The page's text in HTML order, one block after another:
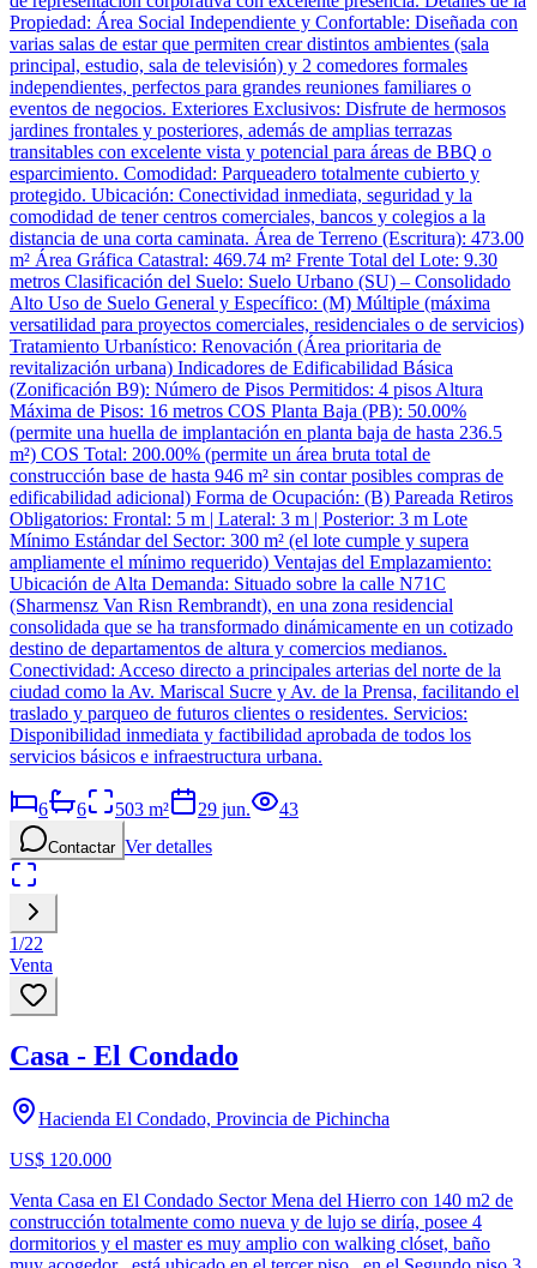
Propiedad: Área Social Independiente y Confortable: Diseñada con
varias salas de estar que permiten crear distintos ambientes (sala
principal, estudio, sala de televisión) y 2 comedores formales
independientes, perfectos para grandes reuniones familiares o
eventos de negocios. Exteriores Exclusivos: Disfrute de hermosos
jardines frontales y posteriores, además de amplias terrazas
transitables con excelente vista y potencial para áreas de BBQ o
esparcimiento. Comodidad: Parqueadero totalmente cubierto y
protegido. Ubicación: Conectividad inmediata, seguridad y la
comodidad de tener centros comerciales, bancos y colegios a la
distancia de una corta caminata. Área de Terreno (Escritura): 473.00
m² Área Gráfica Catastral: 469.74 m² Frente Total del Lote: 9.30
metros Clasificación del Suelo: Suelo Urbano (SU) – Consolidado
Alto Uso de Suelo General y Específico: (M) Múltiple (máxima
versatilidad para proyectos comerciales, residenciales o de servicios)
Tratamiento Urbanístico: Renovación (Área prioritaria de
revitalización urbana) Indicadores de Edificabilidad Básica
(Zonificación B9): Número de Pisos Permitidos: 4 pisos Altura
Máxima de Pisos: 16 metros COS Planta Baja (PB): 50.00%
(permite una huella de implantación en planta baja de hasta 236.5
m²) COS Total: 200.00% (permite un área bruta total de
construcción base de hasta 946 m² sin contar posibles compras de
edificabilidad adicional) Forma de Ocupación: (B) Pareada Retiros
Obligatorios: Frontal: 5 m | Lateral: 3 m | Posterior: 3 m Lote
Mínimo Estándar del Sector: 300 m² (el lote cumple y supera
ampliamente el mínimo requerido) Ventajas del Emplazamiento:
Ubicación de Alta Demanda: Situado sobre la calle N71C
(Sharmensz Van Risn Rembrandt), en una zona residencial
consolidada que se ha transformado dinámicamente en un cotizado
destino de departamentos de altura y comercios medianos.
Conectividad: Acceso directo a principales arterias del norte de la
ciudad como la Av. Mariscal Sucre y Av. de la Prensa, facilitando el
traslado y parqueo de futuros clientes o residentes. Servicios:
Disponibilidad inmediata y factibilidad aprobada de todos los
servicios básicos e infraestructura urbana.
6 6 503 m² 29 jun. 43
Contactar Ver detalles
1/22
Venta
Casa - El Condado
Hacienda El Condado, Provincia de Pichincha
US$ 120.000
Venta Casa en El Condado Sector Mena del Hierro con 140 m2 de
construcción totalmente como nueva y de lujo se diría, posee 4
dormitorios y el master es muy amplio con walking clóset, baño